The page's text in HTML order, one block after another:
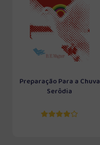
Preparação Para a Chuva
Serôdia